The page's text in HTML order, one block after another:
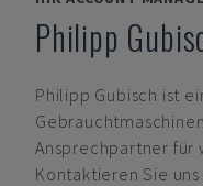
Philipp
Philipp Gubisch ist
Ansprechpartner für
Kontaktieren Sie